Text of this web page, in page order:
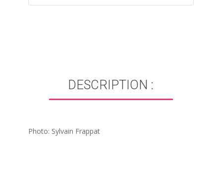
DESCRIPTION :
Photo: Sylvain Frappat